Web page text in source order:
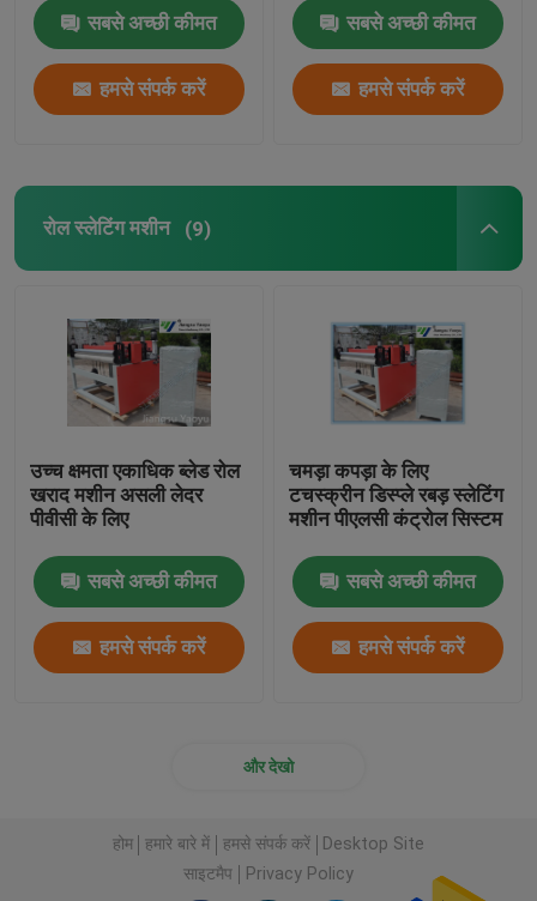
कपड़ा पट्टी कटर मशीन
कपड़ा रोल काटना मशीन
स्वचालित स्प्रेडिंग मशीन
अल्ट्रासोनिक एम्बॉसिंग मशीन
कंप्यूटर काटना मशीन
ज्वाला लैंपिंग मशीन
प्लास्टिक शीट
दस्ताने बनाने की मशीन
सबसे अच्छी कीमत
हमसे संपर्क करें
सबसे अच्छी कीमत
हमसे संपर्क करें
रोल स्लेटिंग मशीन (9)
उच्च क्षमता एकाधिक ब्लेड रोल
खराद मशीन असली लेदर
पीवीसी के लिए
सबसे अच्छी कीमत
हमसे संपर्क करें
चमड़ा कपड़ा के लिए
टचस्क्रीन डिस्प्ले रबड़ स्लेटिंग
मशीन पीएलसी कंट्रोल सिस्टम
सबसे अच्छी कीमत
हमसे संपर्क करें
और देखो
होम हमारे बारे में हमसे संपर्क करें
Desktop Site
साइटमैप
Privacy Policy